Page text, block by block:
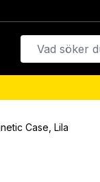
Case, Lila